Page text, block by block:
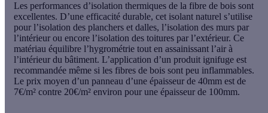
Les performances d’isolation thermiques de la fibre de bois sont
excellentes. D’une efficacité durable, cet isolant naturel s’utilise
pour l’isolation des planchers et dalles, l’isolation des murs par
l’intérieur ou encore l’isolation des toitures par l’extérieur. Ce
matériau équilibre l’hygrométrie tout en assainissant l’air à
l’intérieur du bâtiment. L’application d’un produit ignifuge est
recommandée même si les fibres de bois sont peu inflammables.
Le prix moyen d’un panneau d’une épaisseur de 40mm est de
7€/m² contre 20€/m² environ pour une épaisseur de 100mm.